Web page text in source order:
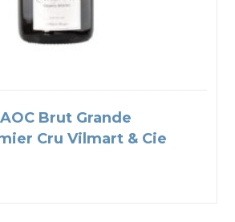
Brut Grande
Cru Vilmart & Cie